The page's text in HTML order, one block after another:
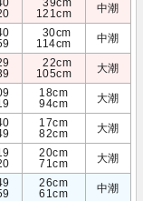
121cm
中潮
30cm
114cm
中潮
22cm
105cm
大潮
18cm
94cm
大潮
17cm
82cm
大潮
20cm
71cm
大潮
26cm
61cm
中潮